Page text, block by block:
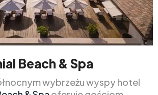
Beach & Spa
wybrzeżu wyspy hotel